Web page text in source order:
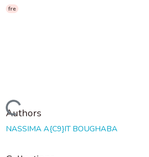
fre
Loading...
Authors
NASSIMA A{C9}IT BOUGHABA